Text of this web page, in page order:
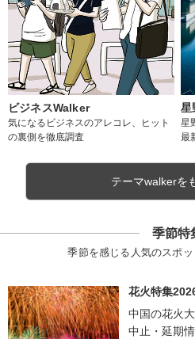
ビジネスWalker
気になるビジネスのアレコレ、ヒット
の裏側を徹底調査
星
星
最
テーマwalkerを
季節特
季節を感じる人気のスポ
花火特集
中国の花火
中止・延期